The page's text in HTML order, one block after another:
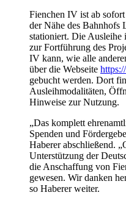
Fienchen IV ist ab
der Nähe des Bahnhofs
stationiert. Die Ausleihe
zur Fortführung des
IV kann, wie alle
über die Webseite
gebucht werden. Dort
Ausleihmodalitäten,
Hinweise zur Nutzung.
„Das komplett
Spenden und
Haberer abschließend.
Unterstützung der
die Anschaffung von
gewesen. Wir danken
so Haberer weiter.